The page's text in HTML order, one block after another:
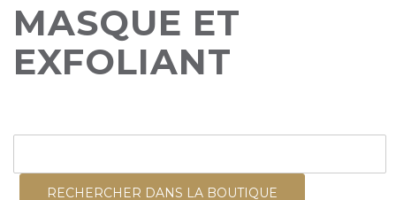
MASQUE ET
EXFOLIANT